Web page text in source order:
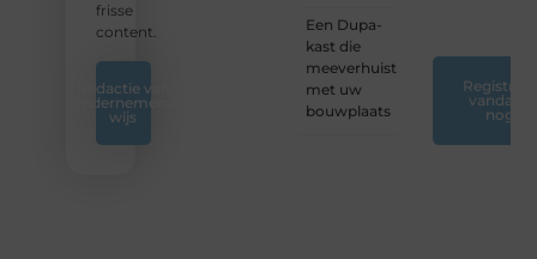
frisse
content.
Redactie van
Ondernemend
wijs
Een Dupa-
kast die
meeverhuist
met uw
bouwplaats
Registreer
vandaag
nog